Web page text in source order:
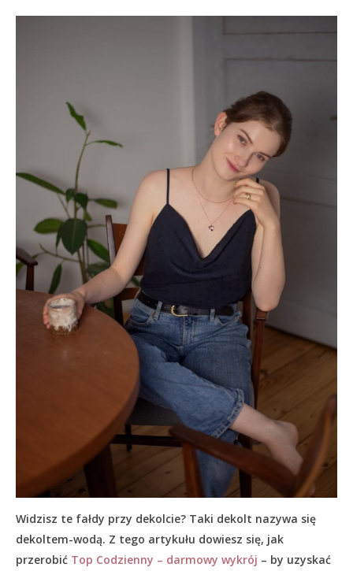
Widzisz te fałdy przy dekolcie? Taki dekolt nazywa się
dekoltem-wodą. Z tego artykułu dowiesz się, jak
przerobić Top Codzienny – darmowy wykrój – by uzyskać